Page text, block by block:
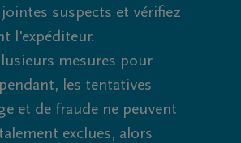
suspects et vérifiez
l'expéditeur.
mesures pour
les tentatives
et de fraude ne peuvent
exclues, alors